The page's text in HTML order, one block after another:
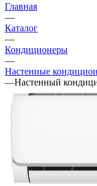
Главная
—
Каталог
—
Кондиционеры
—
Настенные
—Настенный